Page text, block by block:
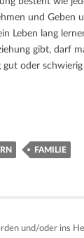
und Geben
Leben lang
gibt, darf
gut oder
FAMILIE
und/oder ins